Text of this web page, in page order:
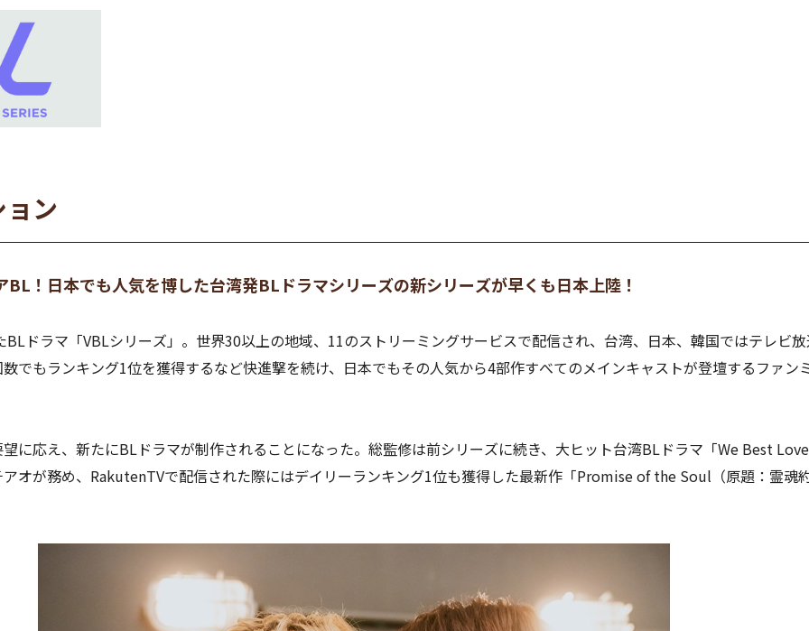
ン
BL！日本でも人気を博した台湾発BLドラマシリーズの新シリーズが早くも日本上陸！
ドラマ「VBLシリーズ」。世界30以上の地域、11のストリーミングサービスで配信され、台湾、日本、韓国ではテレビ
でもランキング1位を獲得するなど快進撃を続け、日本でもその人気から4部作すべてのメインキャストが登壇するファン
に応え、新たにBLドラマが制作されることになった。総監修は前シリーズに続き、大ヒット台湾BLドラマ「We Best
オが務め、RakutenTVで配信された際にはデイリーランキング1位も獲得した最新作「Promise of the Soul（原題：霊魂